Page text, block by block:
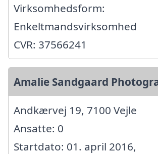
Virksomhedsform:
Enkeltmandsvirksomhed
CVR: 37566241
Amalie Sandgaard
Andkærvej 19, 7100 Vejle
Ansatte: 0
Startdato: 01. april 2016,